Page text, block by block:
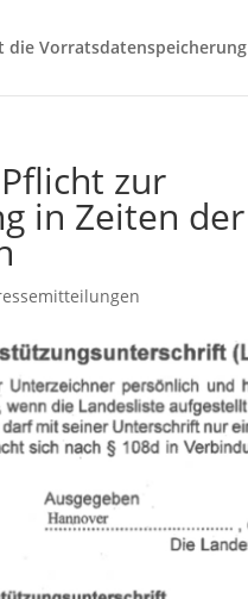
die Vorratsdatenspeicherung
zur
in Zeiten der